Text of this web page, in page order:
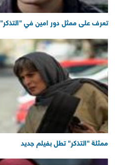
ممثلة "التذكر" تطل بفيلم جديد
تعرف على ممثل دور امين في "التذكر"